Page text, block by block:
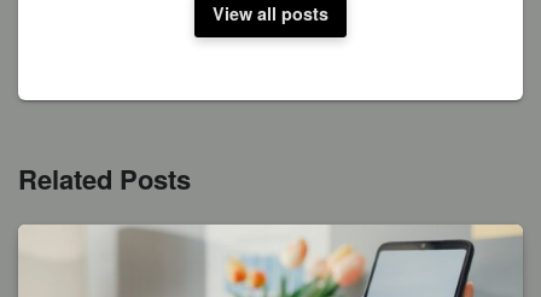
View all posts
Related Posts